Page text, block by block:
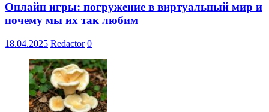
Онлайн игры: погружение в виртуальный мир и
почему мы их так любим
18.04.2025 Redactor 0